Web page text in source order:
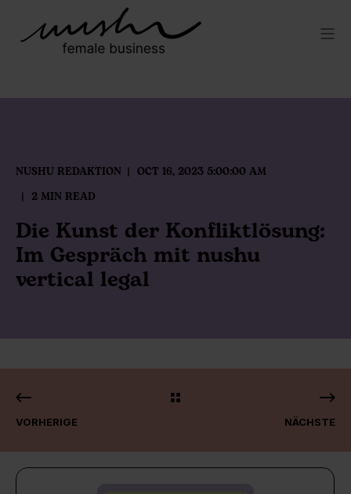
NUSHU REDAKTION
OCT 16, 2023 5:00:00 AM
2 MIN READ
Die Kunst der Konfliktlösung:
Im Gespräch mit nushu
vertical legal
VORHERIGE NÄCHSTE